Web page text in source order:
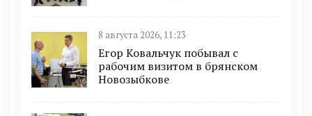
8 августа 2026, 11:23
Егор Ковальчук побывал с
рабочим визитом в брянском
Новозыбкове